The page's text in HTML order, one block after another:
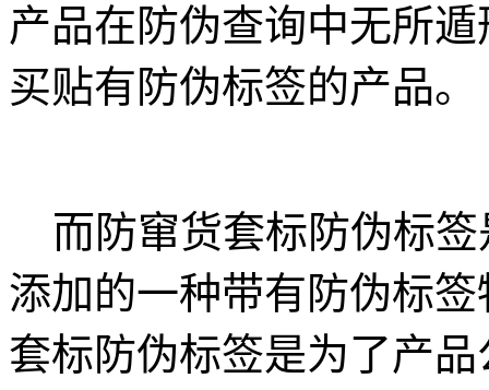
产品在防伪查询中无所
买贴有防伪标签的产品。
而防窜货套标防伪标签
添加的一种带有防伪标
套标防伪标签是为了产